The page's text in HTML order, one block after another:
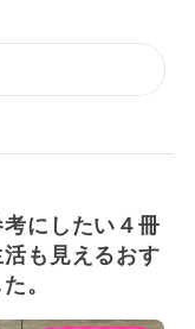
にしたい４冊
も見えるおす
。